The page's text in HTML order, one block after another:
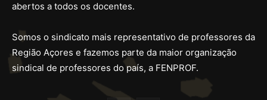
abertos a todos os docentes.
Somos o sindicato mais representativo de professores da
Região Açores e fazemos parte da maior organização
sindical de professores do país, a FENPROF.